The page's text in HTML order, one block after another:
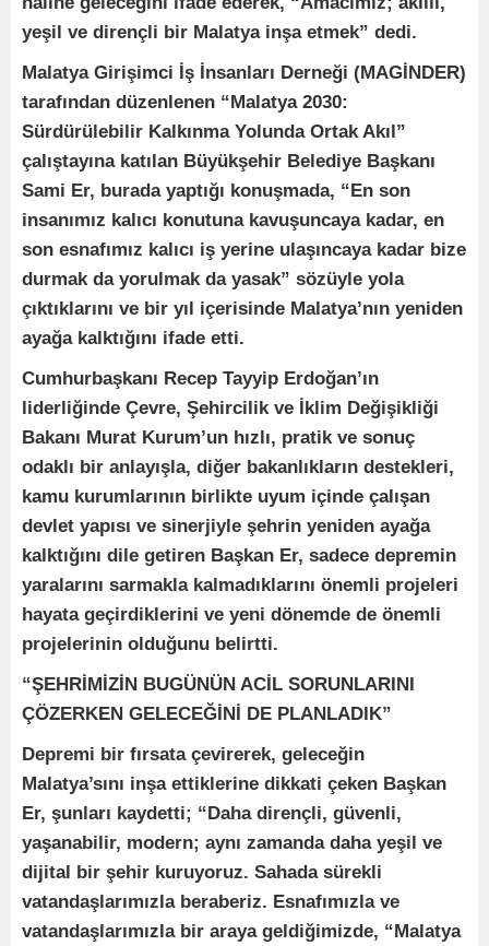
yeşil ve dirençli bir Malatya inşa etmek” dedi.
Malatya Girişimci İş İnsanları Derneği (MAGİNDER)
tarafından düzenlenen “Malatya 2030:
Sürdürülebilir Kalkınma Yolunda Ortak Akıl”
çalıştayına katılan Büyükşehir Belediye Başkanı
Sami Er, burada yaptığı konuşmada, “En son
insanımız kalıcı konutuna kavuşuncaya kadar, en
son esnafımız kalıcı iş yerine ulaşıncaya kadar bize
durmak da yorulmak da yasak” sözüyle yola
çıktıklarını ve bir yıl içerisinde Malatya’nın yeniden
ayağa kalktığını ifade etti.
Cumhurbaşkanı Recep Tayyip Erdoğan’ın
liderliğinde Çevre, Şehircilik ve İklim Değişikliği
Bakanı Murat Kurum’un hızlı, pratik ve sonuç
odaklı bir anlayışla, diğer bakanlıkların destekleri,
kamu kurumlarının birlikte uyum içinde çalışan
devlet yapısı ve sinerjiyle şehrin yeniden ayağa
kalktığını dile getiren Başkan Er, sadece depremin
yaralarını sarmakla kalmadıklarını önemli projeleri
hayata geçirdiklerini ve yeni dönemde de önemli
projelerinin olduğunu belirtti.
“ŞEHRİMİZİN BUGÜNÜN ACİL SORUNLARINI
ÇÖZERKEN GELECEĞİNİ DE PLANLADIK”
Depremi bir fırsata çevirerek, geleceğin
Malatya’sını inşa ettiklerine dikkati çeken Başkan
Er, şunları kaydetti; “Daha dirençli, güvenli,
yaşanabilir, modern; aynı zamanda daha yeşil ve
dijital bir şehir kuruyoruz. Sahada sürekli
vatandaşlarımızla beraberiz. Esnafımızla ve
vatandaşlarımızla bir araya geldiğimizde, “Malatya